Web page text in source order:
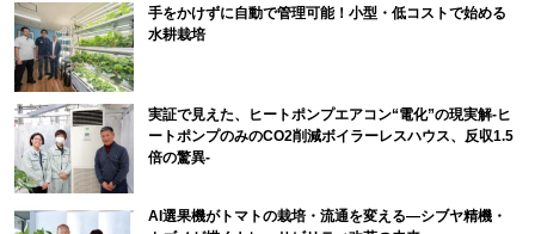
手をかけずに自動で管理可能！小型・低コストで始める
水耕栽培
実証で見えた、ヒートポンプエアコン“電化”の現実解-ヒ
ートポンプのみのCO2削減ボイラーレスハウス、反収1.5
倍の驚異-
AI選果機がトマトの栽培・流通を変える―シブヤ精機・